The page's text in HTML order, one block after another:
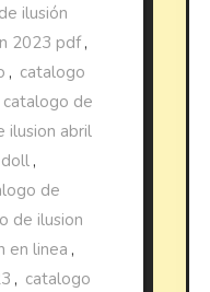
ilusión
2023 pdf,
, catalogo
catalogo de
ilusion abril
,
de
de ilusion
en linea ,
, catalogo